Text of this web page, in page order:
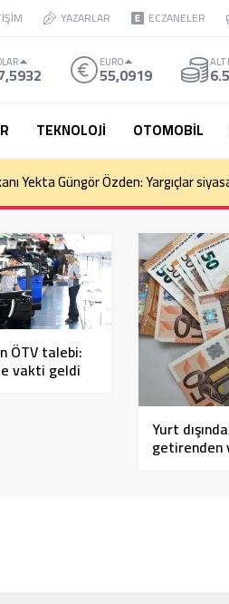
YAZARLAR ECZANELER
EURO
55,0919
TEKNOLOJİ OTOMOBİL
Yekta Güngör Özden: Yargıçlar
ÖTV talebi:
vakti geldi
Yurt
getirenden